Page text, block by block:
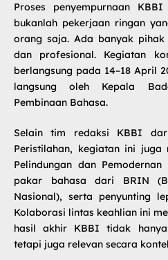
Proses penyempurnaanKBBI
bukanlah pekerjaan ringan
orang saja. Ada banyak
dan profesional. Kegiatan
berlangsung pada 14–18 April
langsung oleh Kepala
Pembinaan Bahasa.
Selain tim redaksi KBBI
Peristilahan, kegiatan ini juga
Pelindungan dan
pakar bahasa dari BRIN
Nasional), serta penyunting
Kolaborasi lintas keahlian ini
hasil akhir KBBI tidak
tetapi juga relevan secara